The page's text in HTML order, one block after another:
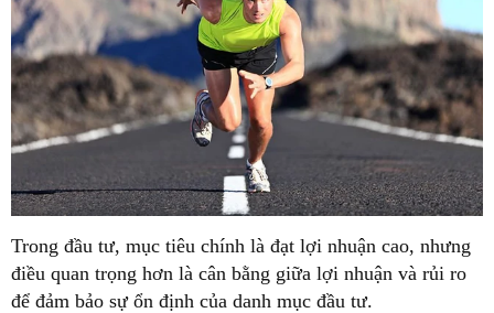
Trong đầu tư, mục tiêu chính là đạt lợi nhuận cao, nhưng
điều quan trọng hơn là cân bằng giữa lợi nhuận và rủi ro
để đảm bảo sự ổn định của danh mục đầu tư.